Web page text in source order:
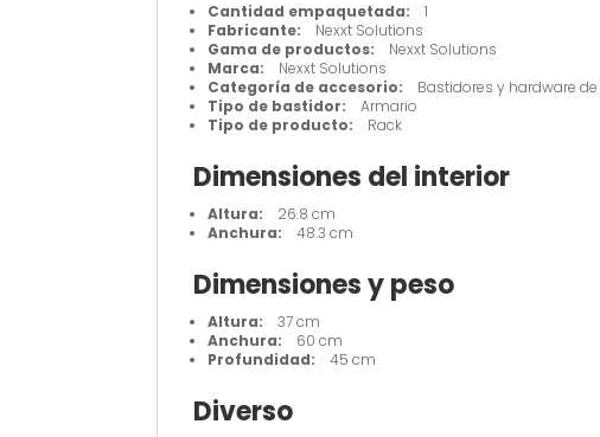
Cantidad empaquetada: 1
Fabricante: Nexxt Solutions
Gama de productos: Nexxt Solutions
Marca: Nexxt Solutions
Categoría de accesorio: Bastidores y hardware
Tipo de bastidor: Armario
Tipo de producto: Rack
Dimensiones del interior
Altura: 26.8 cm
Anchura: 48.3 cm
Dimensiones y peso
Altura: 37 cm
Anchura: 60 cm
Profundidad: 45 cm
Diverso